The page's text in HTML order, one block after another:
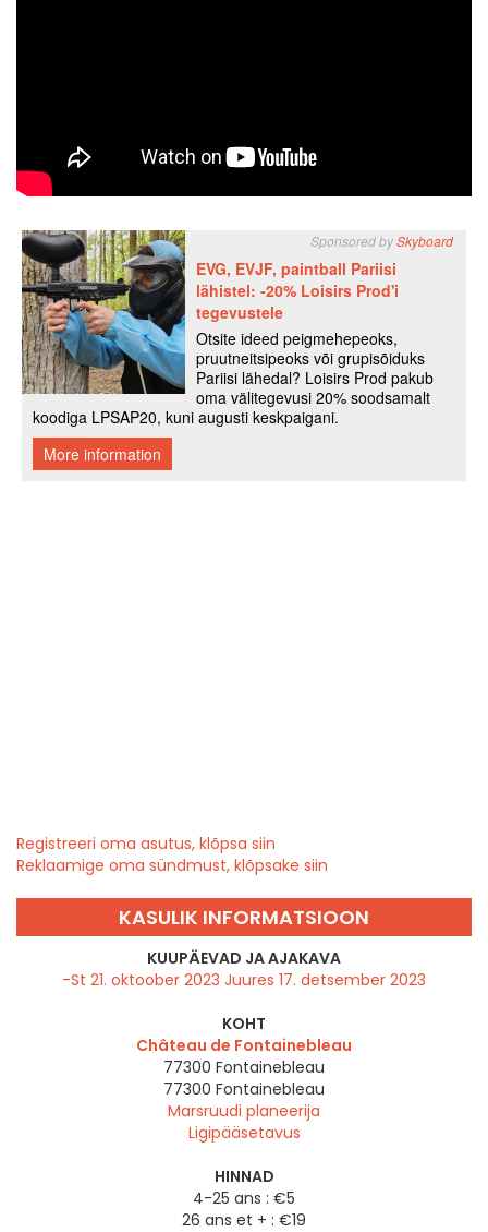
Registreeri oma asutus, klõpsa siin
Reklaamige oma sündmust, klõpsake siin
KASULIK INFORMATSIOON
KUUPÄEVAD JA AJAKAVA
-St 21. oktoober 2023 Juures 17. detsember 2023
KOHT
Château de Fontainebleau
77300 Fontainebleau
77300 Fontainebleau
Marsruudi planeerija
Ligipääsetavus
HINNAD
4-25 ans : €5
26 ans et + : €19